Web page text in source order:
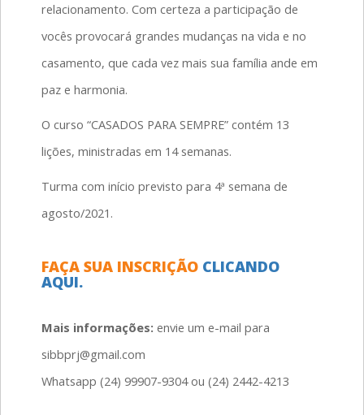
relacionamento. Com certeza a participação de
vocês provocará grandes mudanças na vida e no
casamento, que cada vez mais sua família ande em
paz e harmonia.
O curso “CASADOS PARA SEMPRE” contém 13
lições, ministradas em 14 semanas.
Turma com início previsto para 4ª semana de
agosto/2021.
FAÇA SUA INSCRIÇÃO CLICANDO
AQUI.
Mais informações: envie um e-mail para
sibbprj@gmail.com
Whatsapp (24) 99907-9304 ou (24) 2442-4213